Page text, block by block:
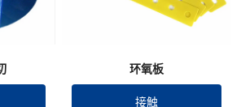
环氧板
接触